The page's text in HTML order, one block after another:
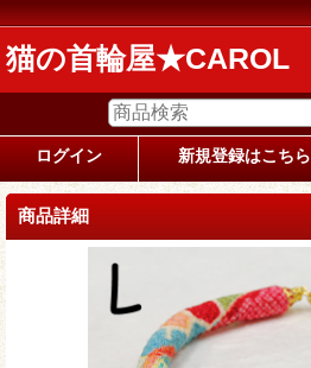
猫の首輪屋★CAROL
ログイン 新規登録はこちら
商品詳細